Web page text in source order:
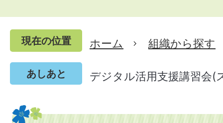
現在の位置 ホーム 組織から探す
あしあと デジタル活用支援講習会(